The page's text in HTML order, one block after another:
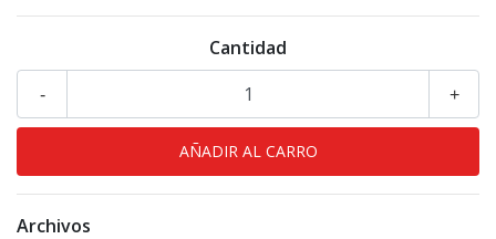
Cantidad
+
-
Archivos